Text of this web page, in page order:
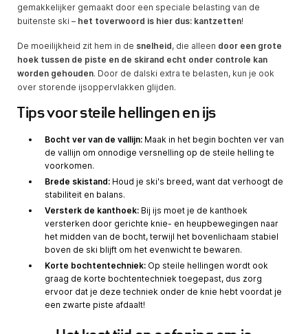
gemakkelijker gemaakt door een speciale belasting van de
buitenste ski – het toverwoord is hier dus: kantzetten!
De moeilijkheid zit hem in de snelheid, die alleen door een grote
hoek tussen de piste en de skirand echt onder controle kan
worden gehouden. Door de dalski extra te belasten, kun je ook
over storende ijsoppervlakken glijden.
Tips voor steile hellingen en ijs
Bocht ver van de vallijn: Maak in het begin bochten ver van
de vallijn om onnodige versnelling op de steile helling te
voorkomen.
Brede skistand: Houd je ski's breed, want dat verhoogt de
stabiliteit en balans.
Versterk de kanthoek: Bij ijs moet je de kanthoek
versterken door gerichte knie- en heupbewegingen naar
het midden van de bocht, terwijl het bovenlichaam stabiel
boven de ski blijft om het evenwicht te bewaren.
Korte bochtentechniek: Op steile hellingen wordt ook
graag de korte bochtentechniek toegepast, dus zorg
ervoor dat je deze techniek onder de knie hebt voordat je
een zwarte piste afdaalt!